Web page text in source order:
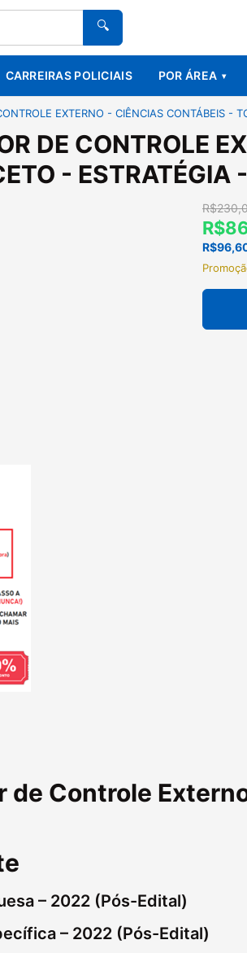
🔍
CARREIRAS POLICIAIS POR ÁREA
EXTERNO - CIÊNCIAS CONTÁBEIS -
DE CONTROLE
- ESTRATÉGIA
de Controle
– 2022 (Pós-Edital)
– 2022 (Pós-Edital)